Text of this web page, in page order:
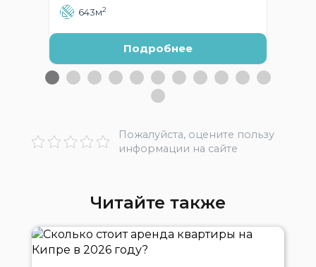
643м2
Подробнее
Пожалуйста, оцените пользу
информации на сайте
Читайте также